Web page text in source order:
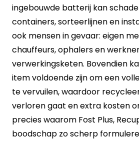
ingebouwde batterij kan
containers, sorteerlijnen en
ook mensen in gevaar: eigen
chauffeurs, ophalers en
verwerkingsketen. Bovendien
item voldoende zijn om een
te vervuilen, waardoor
verloren gaat en extra kosten
precies waarom Fost Plus,
boodschap zo scherp